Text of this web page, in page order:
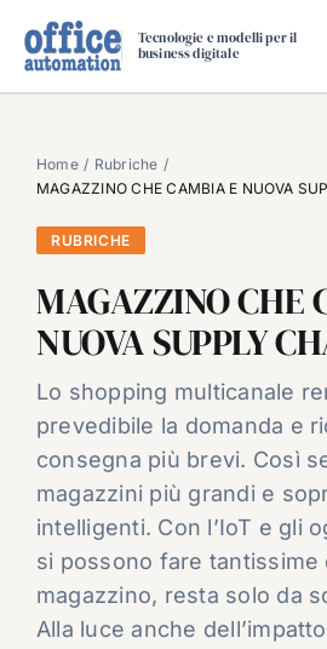
Tecnologie e modelli per il
business digitale
SPECIAL PAPER
DAL MERCATO
CARRIERE
VIDEO
EVENTI
CHI SIAMO
Home
Rubriche
MAGAZZINO CHE CAMBIA E NUOVA
RUBRICHE
MAGAZZINO CHE
NUOVA SUPPLY
Lo shopping multicanale
prevedibile la domanda e
consegna più brevi. Così
magazzini più grandi e
intelligenti. Con l’IoT e gli
si possono fare tantissime
magazzino, resta solo da
Alla luce anche